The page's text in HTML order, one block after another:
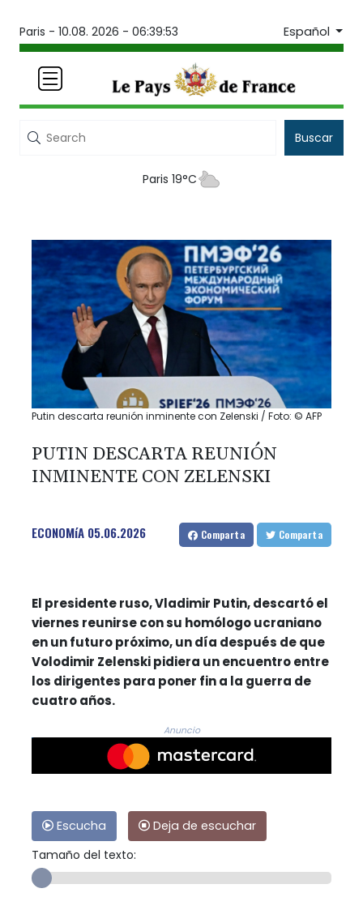
Paris - 10.08. 2026 - 06:39:53 Español
Buscar
Paris 19°C
Putin descarta reunión inminente con Zelenski / Foto: © AFP
PUTIN DESCARTA REUNIÓN
INMINENTE CON ZELENSKI
ECONOMíA 05.06.2026 Comparta Comparta
El presidente ruso, Vladimir Putin, descartó el
viernes reunirse con su homólogo ucraniano
en un futuro próximo, un día después de que
Volodimir Zelenski pidiera un encuentro entre
los dirigentes para poner fin a la guerra de
cuatro años.
Anuncio
Escucha
Deja de escuchar
Tamaño del texto: